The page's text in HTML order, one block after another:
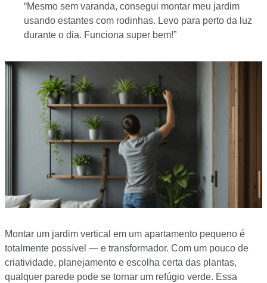
“Mesmo sem varanda, consegui montar meu jardim
usando estantes com rodinhas. Levo para perto da luz
durante o dia. Funciona super bem!”
Montar um jardim vertical em um apartamento pequeno é
totalmente possível — e transformador. Com um pouco de
criatividade, planejamento e escolha certa das plantas,
qualquer parede pode se tornar um refúgio verde. Essa